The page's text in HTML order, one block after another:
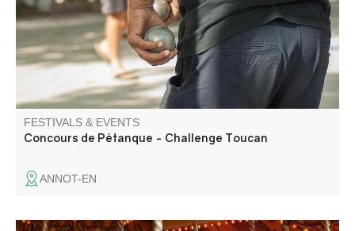
FESTIVALS & EVENTS
Concours de Pétanque - Challenge Toucan
ANNOT-EN